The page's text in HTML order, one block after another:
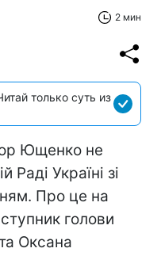
2 мин
только суть из
Ющенко не
Раді Україні зі
Про це на
голови
Оксана